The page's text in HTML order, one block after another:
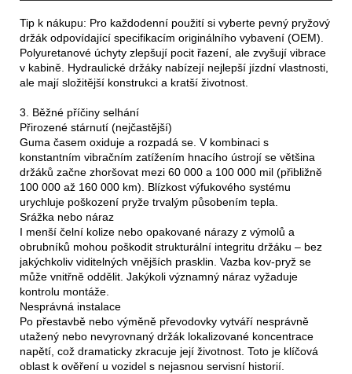
Tip k nákupu: Pro každodenní použití si vyberte pevný pryžový
držák odpovídající specifikacím originálního vybavení (OEM).
Polyuretanové úchyty zlepšují pocit řazení, ale zvyšují vibrace
v kabině. Hydraulické držáky nabízejí nejlepší jízdní vlastnosti,
ale mají složitější konstrukci a kratší životnost.
3. Běžné příčiny selhání
Přirozené stárnutí (nejčastější)
Guma časem oxiduje a rozpadá se. V kombinaci s
konstantním vibračním zatížením hnacího ústrojí se většina
držáků začne zhoršovat mezi 60 000 a 100 000 mil (přibližně
100 000 až 160 000 km). Blízkost výfukového systému
urychluje poškození pryže trvalým působením tepla.
Srážka nebo náraz
I menší čelní kolize nebo opakované nárazy z výmolů a
obrubníků mohou poškodit strukturální integritu držáku – bez
jakýchkoliv viditelných vnějších prasklin. Vazba kov-pryž se
může vnitřně oddělit. Jakýkoli významný náraz vyžaduje
kontrolu montáže.
Nesprávná instalace
Po přestavbě nebo výměně převodovky vytváří nesprávně
utažený nebo nevyrovnaný držák lokalizované koncentrace
napětí, což dramaticky zkracuje její životnost. Toto je klíčová
oblast k ověření u vozidel s nejasnou servisní historií.